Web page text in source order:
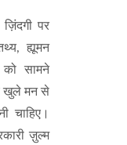
पर
ह्यूमन
को सामने
खुले मन से
चाहिए।
ज़ुल्म